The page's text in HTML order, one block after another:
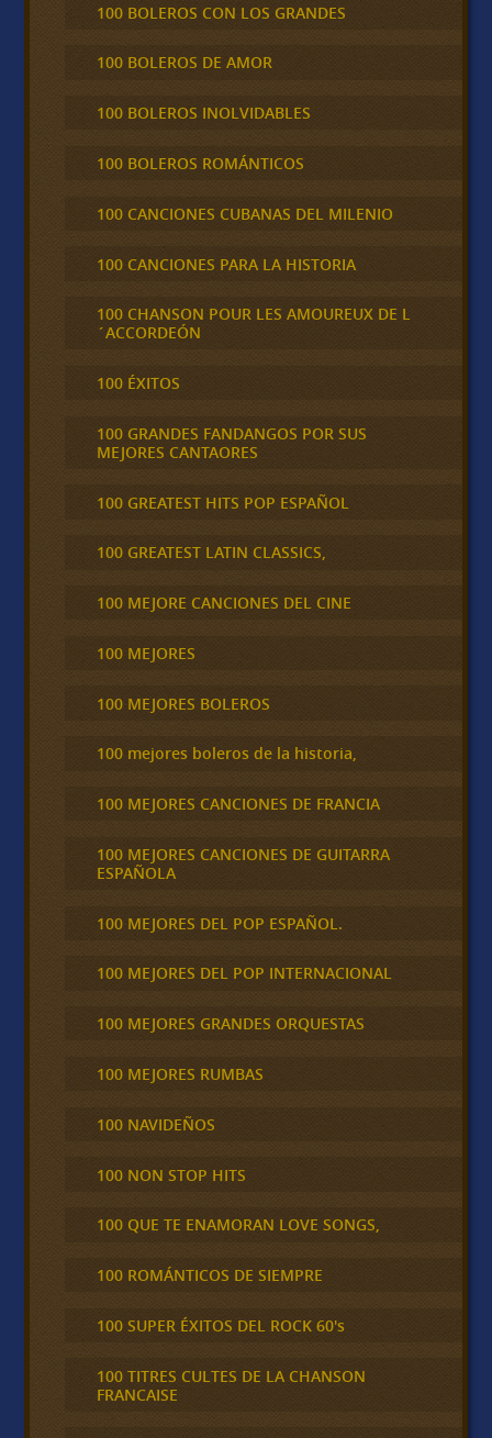
100 BOLEROS CON LOS GRANDES
100 BOLEROS DE AMOR
100 BOLEROS INOLVIDABLES
100 BOLEROS ROMÁNTICOS
100 CANCIONES CUBANAS DEL MILENIO
100 CANCIONES PARA LA HISTORIA
100 CHANSON POUR LES AMOUREUX DE L
´ACCORDEÓN
100 ÉXITOS
100 GRANDES FANDANGOS POR SUS
MEJORES CANTAORES
100 GREATEST HITS POP ESPAÑOL
100 GREATEST LATIN CLASSICS,
100 MEJORE CANCIONES DEL CINE
100 MEJORES
100 MEJORES BOLEROS
100 mejores boleros de la historia,
100 MEJORES CANCIONES DE FRANCIA
100 MEJORES CANCIONES DE GUITARRA
ESPAÑOLA
100 MEJORES DEL POP ESPAÑOL.
100 MEJORES DEL POP INTERNACIONAL
100 MEJORES GRANDES ORQUESTAS
100 MEJORES RUMBAS
100 NAVIDEÑOS
100 NON STOP HITS
100 QUE TE ENAMORAN LOVE SONGS,
100 ROMÁNTICOS DE SIEMPRE
100 SUPER ÉXITOS DEL ROCK 60's
100 TITRES CULTES DE LA CHANSON
FRANCAISE